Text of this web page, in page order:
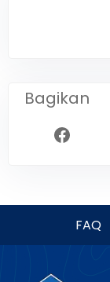
Bagikan
FAQ